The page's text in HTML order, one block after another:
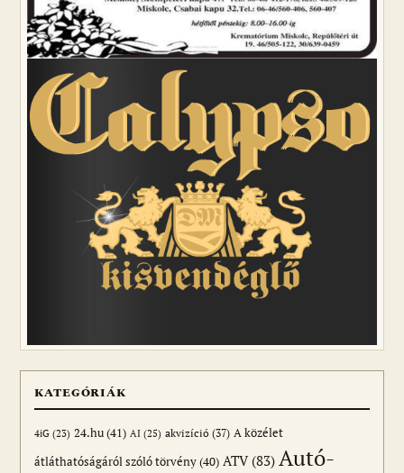
KATEGÓRIÁK
4iG (23) 24.hu(41) AI (25) akvizíció (37) A közélet
átláthatóságáról szóló törvény(40) ATV(83) Autó-